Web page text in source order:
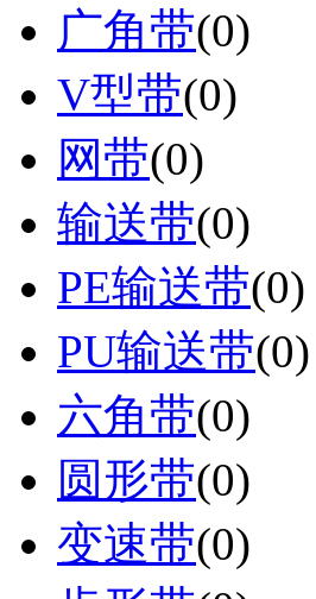
广角带(0)
V型带(0)
网带(0)
输送带(0)
PE输送带(0)
PU输送带(0)
六角带(0)
圆形带(0)
变速带(0)